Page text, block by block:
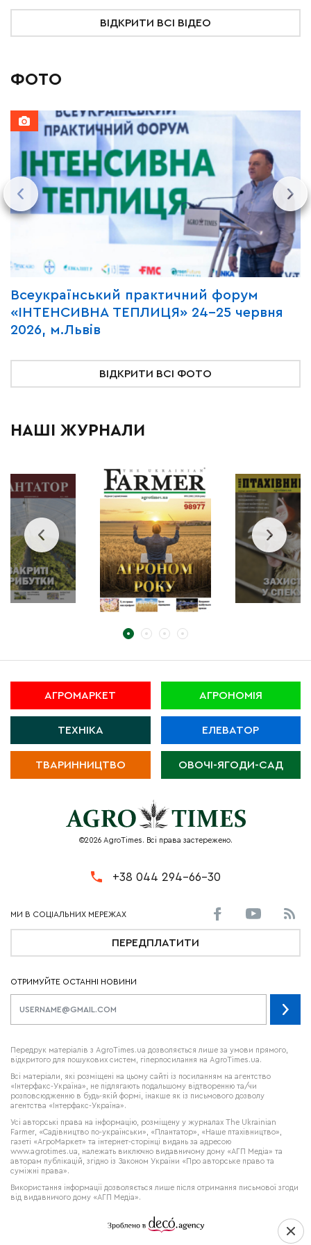
ВІДКРИТИ ВСІ ВІДЕО
ФОТО
Всеукраїнський практичний форум
«ІНТЕНСИВНА ТЕПЛИЦЯ» 24-25 червня
2026, м.Львів
ВІДКРИТИ ВСІ ФОТО
НАШІ ЖУРНАЛИ
АГРОМАРКЕТ АГРОНОМІЯ
ТЕХНІКА ЕЛЕВАТОР
ТВАРИННИЦТВО ОВОЧІ-ЯГОДИ-САД
©2026 AgroTimes. Всі права застережено.
+38 044 294-66-30
ПЕРЕДПЛАТИТИ
ОТРИМУЙТЕ ОСТАННІ НОВИНИ
Передрук матеріалів з AgroTimes.ua дозволяється лише за умови прямого,
відкритого для пошукових систем, гіперпосилання на AgroTimes.ua.
Всі матеріали, які розміщені на цьому сайті із посиланням на агентство
«Інтерфакс-Україна», не підлягають подальшому відтворенню та/чи
розповсюдженню в будь-якій формі, інакше як із письмового дозволу
агентства «Інтерфакс-Україна».
Усі авторські права на інформацію, розміщену у журналах The Ukrainian
Farmer , «Садівництво по-українськи», «Плантатор», «Наше птахівництво»,
газеті «АгроМаркет» та інтернет-сторінці видань за адресою
www.agrotimes.ua,
належать виключно видавничому дому «АГП Медіа» та
авторам публікацій, згідно із Законом України «Про авторське право та
суміжні права».
Використання інформації дозволяється лише після отримання письмової згоди
від видавничого дому «АГП Медіа».